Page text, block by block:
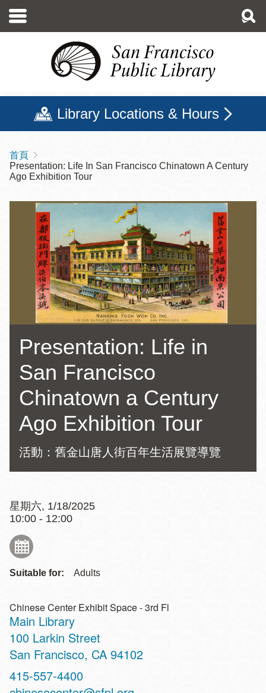
至
Library Locations & Hours
導
航
連
首頁
Presentation: Life In San Francisco Chinatown A Century
Ago Exhibition Tour
Presentation: Life in
San Francisco
Chinatown a Century
Ago Exhibition Tour
活動：舊金山唐人街百年生活展覽導覽
星期六, 1/18/2025
10:00 - 12:00
Suitable for: Adults
Chinese Center Exhibit Space - 3rd Fl
Main Library
Address
100 Larkin Street
San Francisco, CA 94102
Contact
Telephone
415-557-4400